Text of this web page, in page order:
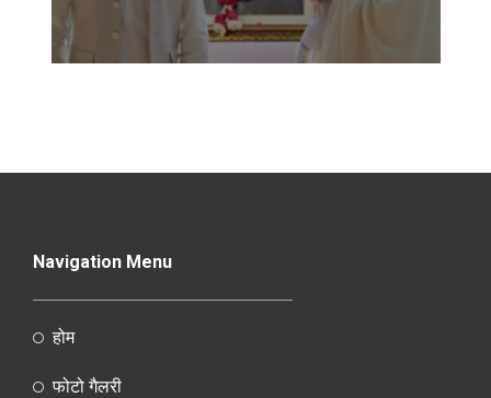
Navigation Menu
होम
फोटो गैलरी